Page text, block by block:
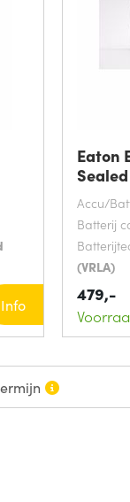
Info
Eaton
Accu/
Batterij
(VRLA)
479,-